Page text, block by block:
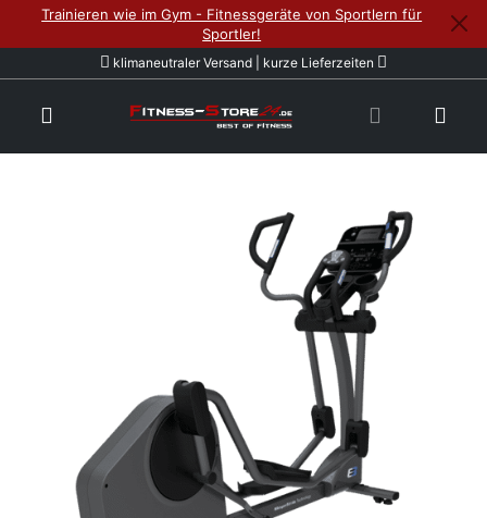
Trainieren wie im Gym - Fitnessgeräte von Sportlern für
Sportler!
klimaneutraler Versand | kurze Lieferzeiten